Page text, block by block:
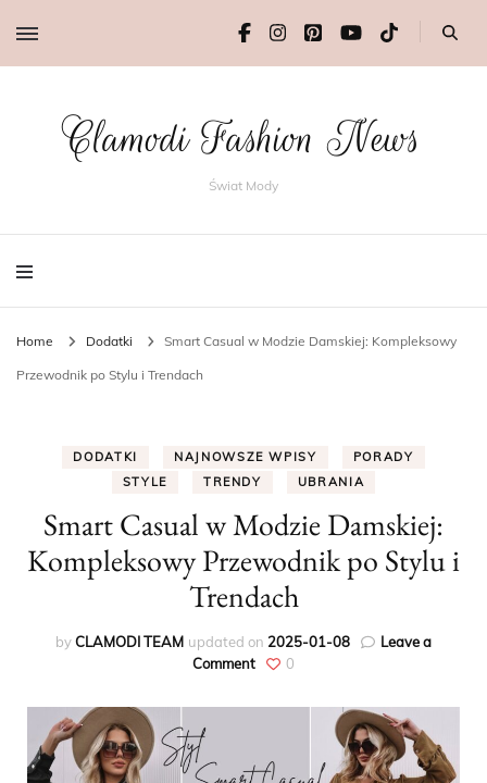
Clamodi Fashion News
Świat Mody
Home Dodatki Smart Casual w Modzie Damskiej: Kompleksowy
Przewodnik po Stylu i Trendach
DODATKI NAJNOWSZE WPISY
PORADY
STYLE
TRENDY UBRANIA
Smart Casual w Modzie Damskiej:
Kompleksowy Przewodnik po Stylu i
Trendach
byCLAMODI TEAM updated on 2025-01-08
Leave a
Commenton
Casual
Damskiej:
0